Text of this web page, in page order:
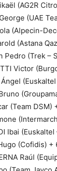
(AG2R
(UAE
(Alpecin-
(Astana
Pedro (Trek –
Victor
(Team DSM)
Ibai
(Cofidis) +
Raúl